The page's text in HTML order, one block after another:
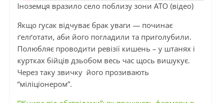
Іноземця вразило село поблизу зони АТО (відео)
Якщо гусак відчуває брак уваги — починає
ґелґотати, аби його по­гладили та приголубили.
Полюбляє проводити ревізії кишень – у штанях і
куртках бійців дзьобом весь час щось вишукує.
Через таку звичку його прозивають
“міліціонером”.